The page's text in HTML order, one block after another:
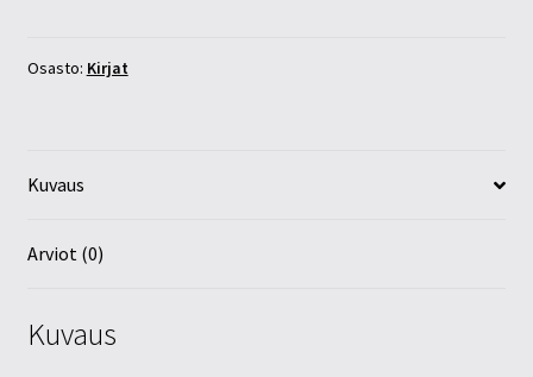
Osasto: Kirjat
Kuvaus
Arviot (0)
Kuvaus